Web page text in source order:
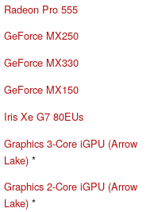
Radeon Pro 555
GeForce MX250
GeForce MX330
GeForce MX150
Iris Xe G7 80EUs
Graphics 3-Core iGPU (Arrow
Lake) *
Graphics 2-Core iGPU (Arrow
Lake) *